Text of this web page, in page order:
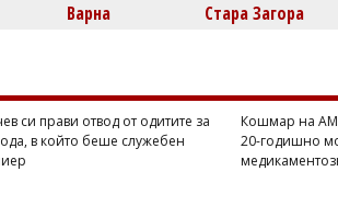
Варна Стара Загора
си прави отвод от одитите за
в който беше служебен
Кошмар на АМ
20-годишно